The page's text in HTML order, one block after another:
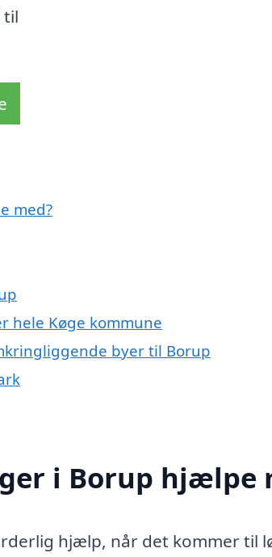
til
med?
hele Køge kommune
byer til Borup
i Borup hjælpe
hjælp, når det kommer til